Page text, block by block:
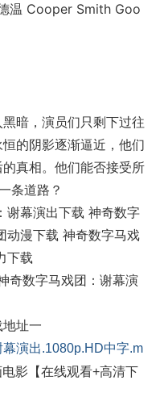
Smith Goo
暗，演员们只剩下过往
的阴影逐渐逼近，他们
真相。他们能否接受所
条道路？
谢幕演出下载 神奇数字
动漫下载 神奇数字马戏
下载
奇数字马戏团：谢幕演
址一
演出.1080p.HD中字.m
电影【在线观看+高清下